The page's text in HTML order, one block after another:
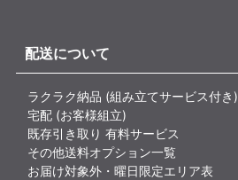
配送について
ラクラク納品 (組み立てサービス付き)
宅配 (お客様組立)
既存引き取り 有料サービス
その他送料オプション一覧
お届け対象外・曜日限定エリア表